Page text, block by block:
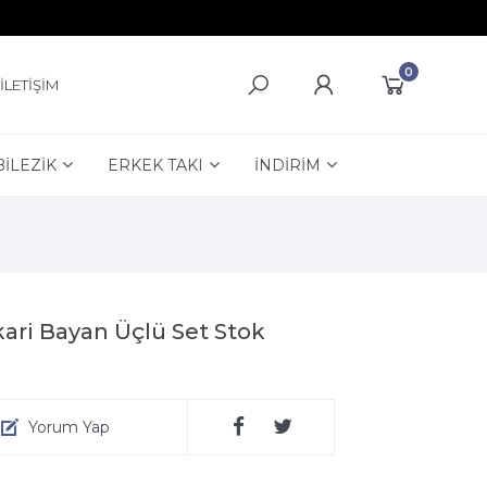
İLETİŞİM
0
ERKEK TAKI İNDİRİM
Bayan Üçlü Set Stok
Yorum Yap